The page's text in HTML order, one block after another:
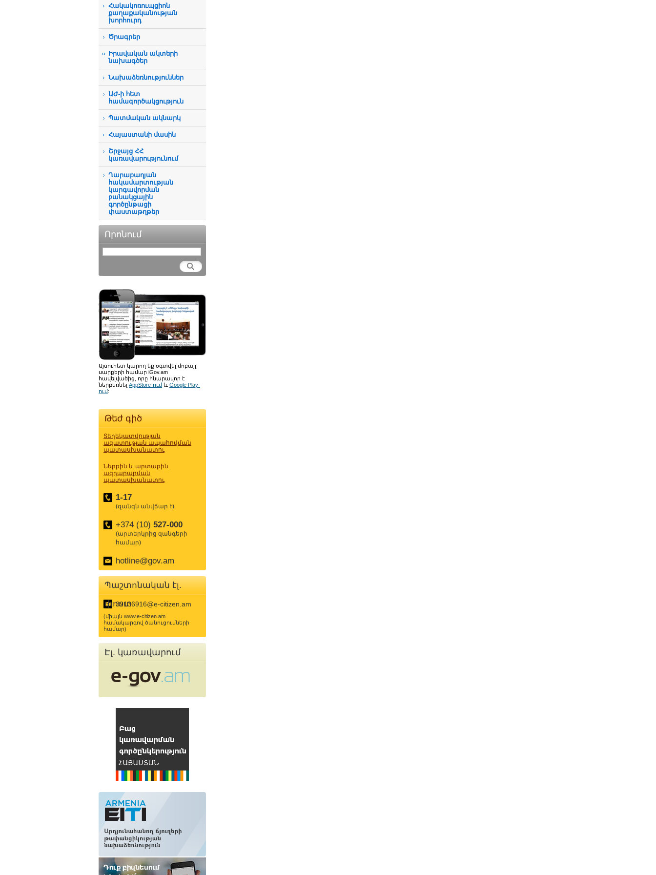
Հակակոռուպցիոն
քաղաքականության
խորհուրդ
Ծրագրեր
Իրավական ակտերի
նախագծեր
Նախաձեռնություններ
ԱԺ-ի հետ
համագործակցություն
Պատմական ակնարկ
Հայաստանի մասին
Շրջայց ՀՀ
կառավարությունում
Ղարաբաղյան
հակամարտության
կարգավորման
բանակցային
գործընթացի
փաստաթղթեր
Որոնում
Այսուհետ կարող եք օգտվել մոբայլ
սարքերի համար iGov.am
հավելվածից, որը հնարավոր է
ներբեռնել AppStore-ում և Google Play-
ում:
Թեժ գիծ
Տեղեկատվության
ազատության ապահովման
պատասխանատու
Ներքին և արտաքին
ազդարարման
պատասխանատու
1-17
(զանգն անվճար է)
+374 (10) 527-000
(արտերկրից զանգերի
համար)
hotline@gov.am
Պաշտոնական էլ.
փոստ
39136916@e-citizen.am
(միայն www.e-citizen.am
համակարգով ծանուցումների
համար)
Էլ. կառավարում